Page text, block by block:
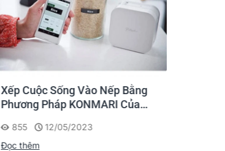
Xếp Cuộc Sống Vào Nếp Bằng
Phương Pháp KONMARI Của
855
12/05/2023
Đọc thêm